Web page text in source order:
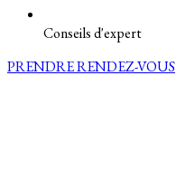
Conseils d'expert
PRENDRE RENDEZ-VOUS